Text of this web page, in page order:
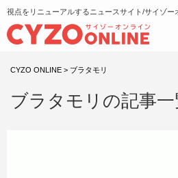
視点をリニューアルするニュースサイト/サイゾー
CYZO ONLINE > ブラタモリ
ブラタモリの記事